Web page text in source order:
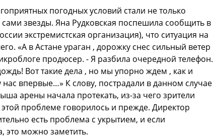
погодных условий стали не только
звезды. Яна Рудковская поспешила сообщить в
экстремистская организация), что ситуация на
«А в Астане ураган , дорожку снес сильный ветер
продюсер. - Я разбила очередной телефон.
Вот такие дела , но мы упорно ждем , как и
нас впервые…» К слову, пострадали в данном случае
арены начала протекать, из-за чего зрители
проблеме говорилось и прежде. Директор
есть проблема с укрытием, и если
это можно заметить.